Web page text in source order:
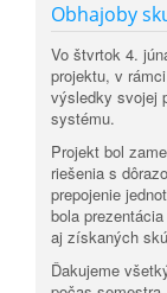
Obhajoby
Vo štvrtok 4.
projektu, v
výsledky svojej
systému.
Projekt bol
riešenia s
prepojenie
bola
aj získaných
Ďakujeme